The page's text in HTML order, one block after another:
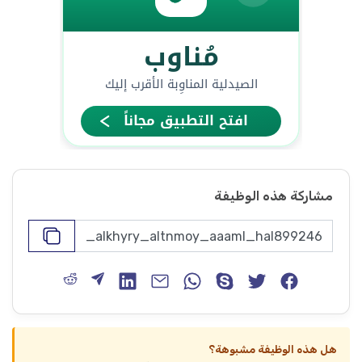
مشاركة هذه الوظيفة
هل هذه الوظيفة مشبوهة؟